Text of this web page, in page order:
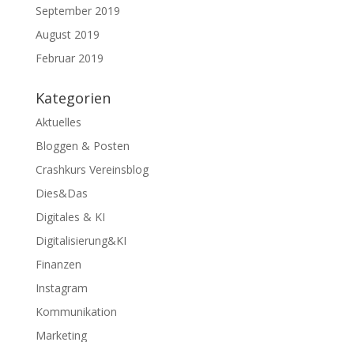
September 2019
August 2019
Februar 2019
Kategorien
Aktuelles
Bloggen & Posten
Crashkurs Vereinsblog
Dies&Das
Digitales & KI
Digitalisierung&KI
Finanzen
Instagram
Kommunikation
Marketing